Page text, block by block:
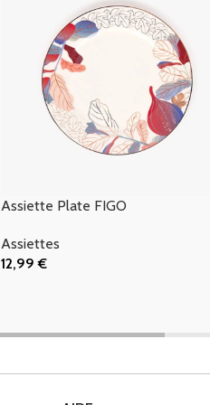
Assiette Plate FIGO
Assiettes
12,99€